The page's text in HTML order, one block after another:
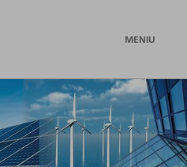
MENIU